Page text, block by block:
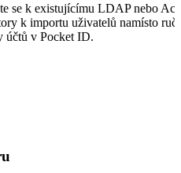
se k existujícímu LDAP nebo
k importu uživatelů namísto
účtů v Pocket ID.